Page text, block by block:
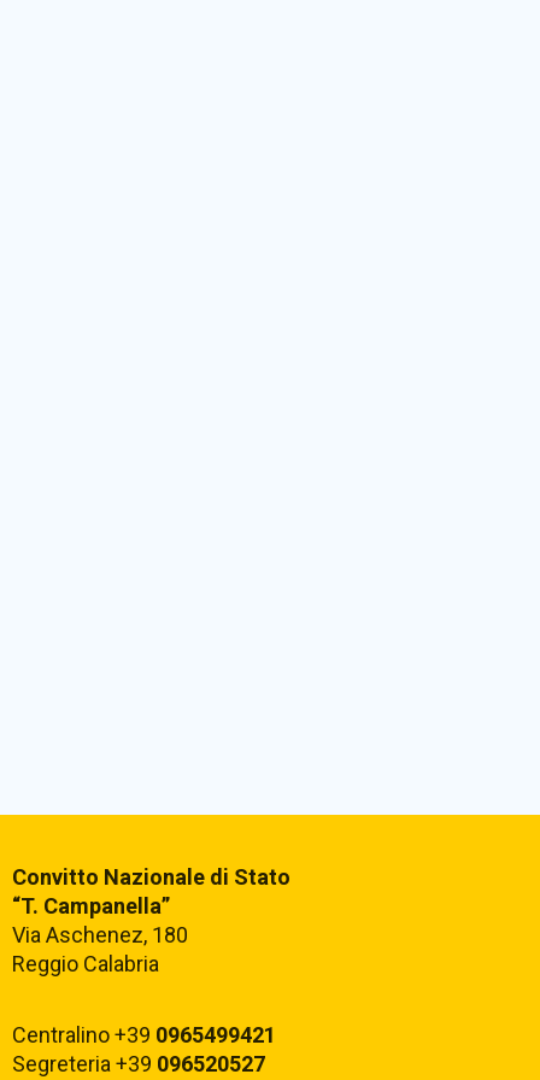
Convitto Nazionale di Stato
“T. Campanella”
Via Aschenez, 180
Reggio Calabria
Centralino +39 0965499421
Segreteria +39 096520527